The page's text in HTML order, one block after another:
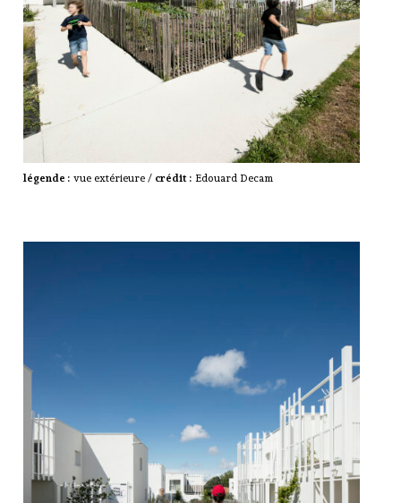
légende : vue extérieure / crédit : Edouard Decam